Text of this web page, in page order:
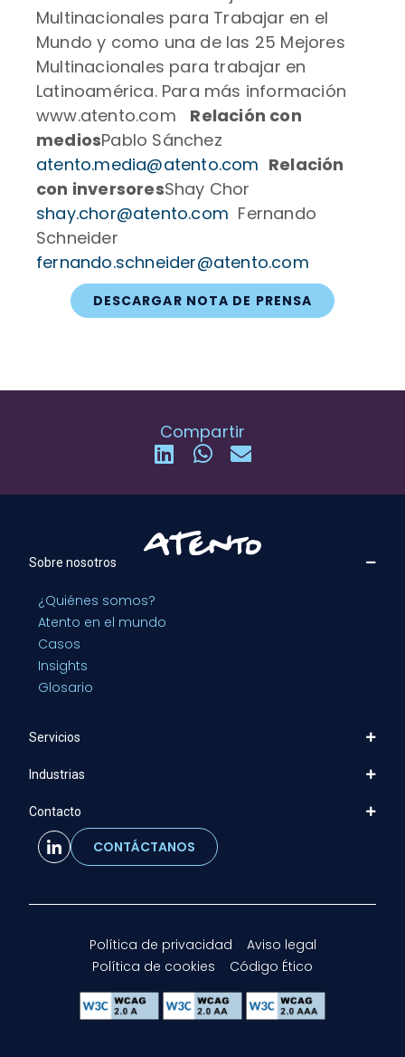
Multinacionales para Trabajar en el
Mundo y como una de las 25 Mejores
Multinacionales para trabajar en
Latinoamérica. Para más información
www.atento.com Relación con
mediosPablo Sánchez
atento.media@atento.com Relación
con inversoresShay Chor
shay.chor@atento.com Fernando
Schneider
fernando.schneider@atento.com
DESCARGAR NOTA DE PRENSA
Compartir
Sobre nosotros
¿Quiénes somos?
Atento en el mundo
Casos
Insights
Glosario
Servicios
Industrias
Contacto
CONTÁCTANOS
Política de privacidad
Aviso legal
Política de cookies
Código Ético